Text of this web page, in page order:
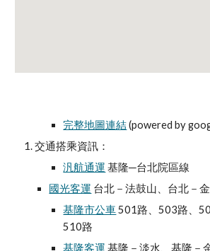
完整地圖連結 (powered by
交通搭乘資訊：
汎航通運 基隆─台北院區線
國光客運 台北－法鼓山、台北－
基隆市公車 501路、503路、
510路
基隆客運 基隆－淡水、基隆－